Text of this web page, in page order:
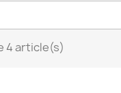
4 article(s)